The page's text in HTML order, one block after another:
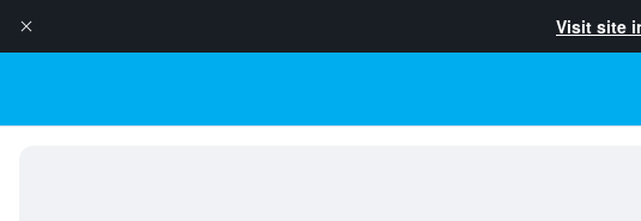
Visit site